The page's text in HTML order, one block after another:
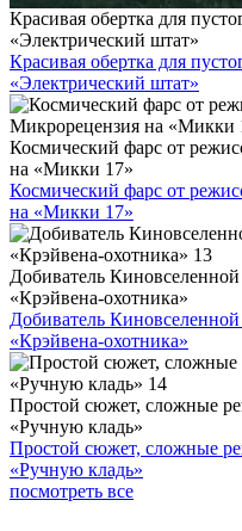
Красивая обертка для
«Электрический штат»
Красивая обертка для
«Электрический штат»
Космический фарс от
на «Микки 17»
Космический фарс от
на «Микки 17»
Добиватель
«Крэйвена-охотника»
Добиватель
«Крэйвена-охотника»
Простой сюжет, сложные
«Ручную кладь»
Простой сюжет, сложные
«Ручную кладь»
посмотреть все